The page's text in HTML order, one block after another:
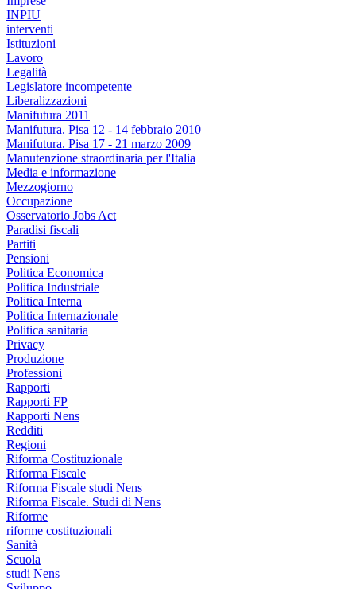
INPIU
interventi
Istituzioni
Lavoro
Legalità
Legislatore incompetente
Liberalizzazioni
Manifutura 2011
Manifutura. Pisa 12 - 14 febbraio 2010
Manifutura. Pisa 17 - 21 marzo 2009
Manutenzione straordinaria per l'Italia
Media e informazione
Mezzogiorno
Occupazione
Osservatorio Jobs Act
Paradisi fiscali
Partiti
Pensioni
Politica Economica
Politica Industriale
Politica Interna
Politica Internazionale
Politica sanitaria
Privacy
Produzione
Professioni
Rapporti
Rapporti FP
Rapporti Nens
Redditi
Regioni
Riforma Costituzionale
Riforma Fiscale
Riforma Fiscale studi Nens
Riforma Fiscale. Studi di Nens
Riforme
riforme costituzionali
Sanità
Scuola
studi Nens